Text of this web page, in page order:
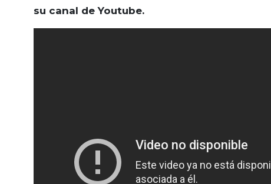
su canal de Youtube.